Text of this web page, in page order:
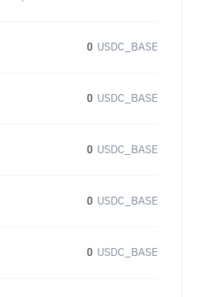
0 USDC_BASE
0 USDC_BASE
0 USDC_BASE
0 USDC_BASE
0 USDC_BASE